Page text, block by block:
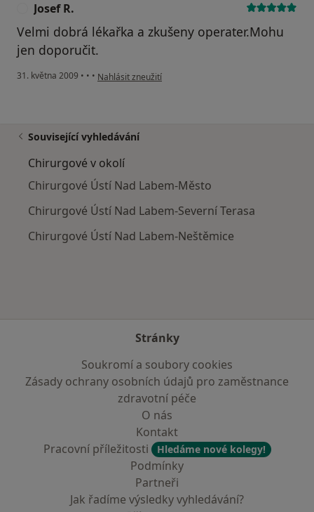
Josef R.
Velmi dobrá lékařka a zkušeny operater.Mohu
jen doporučit.
31. května 2009 • • • podle názoru uživatele Josef R.
Nahlásit zneužití
Související vyhledávání
Chirurgové v okolí
Chirurgové Ústí Nad Labem-Město
Chirurgové Ústí Nad Labem-Severní Terasa
Chirurgové Ústí Nad Labem-Neštěmice
Stránky
Soukromí a soubory cookies
Zásady ochrany osobních údajů pro zaměstnance
zdravotní péče
O nás
Kontakt
Pracovní příležitosti
Hledáme nové kolegy!
Podmínky
Partneři
Jak řadíme výsledky vyhledávání?